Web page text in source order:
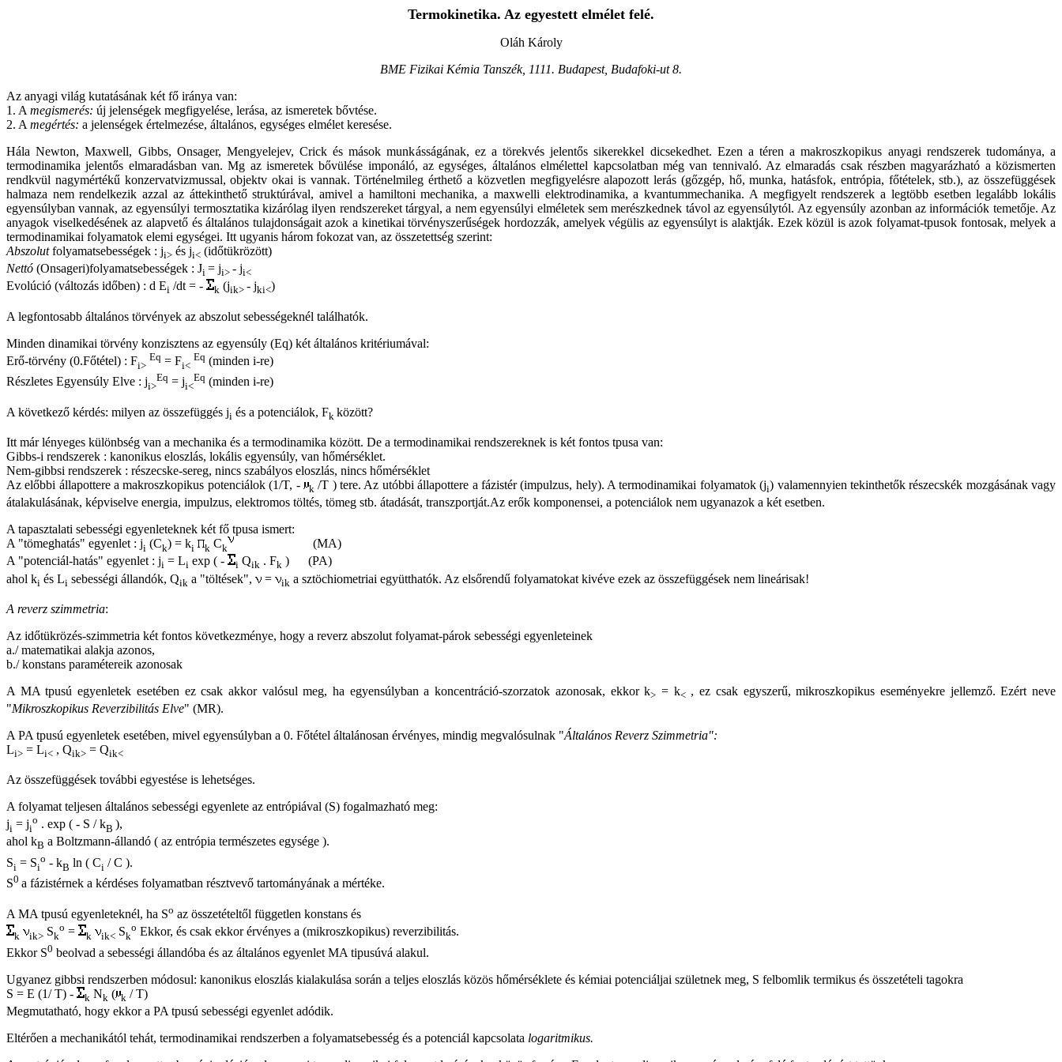
Termokinetika. Az egyestett elmélet felé.
Oláh Károly
BME Fizikai Kémia Tanszék, 1111. Budapest, Budafoki-ut 8.
Az anyagi világ kutatásának két fő iránya van:
1. A megismerés: új jelenségek megfigyelése, lerása, az ismeretek bővtése.
2. A megértés: a jelenségek értelmezése, általános, egységes elmélet keresése.
Hála Newton, Maxwell, Gibbs, Onsager, Mengyelejev, Crick és mások munkásságának, ez a törekvés jelentős sikerekkel dicsekedhet. Ezen a téren a makroszkopikus anyagi rendszerek tudománya, a
termodinamika jelentős elmaradásban van. Mg az ismeretek bővülése imponáló, az egységes, általános elmélettel kapcsolatban még van tennivaló. Az elmaradás csak részben magyarázható a közismerten
rendkvül nagymértékű konzervatvizmussal, objektv okai is vannak. Történelmileg érthető a közvetlen megfigyelésre alapozott lerás (gőzgép, hő, munka, hatásfok, entrópia, főtételek, stb.), az összefüggések
halmaza nem rendelkezik azzal az áttekinthető struktúrával, amivel a hamiltoni mechanika, a maxwelli elektrodinamika, a kvantummechanika. A megfigyelt rendszerek a legtöbb esetben legalább lokális
egyensúlyban vannak, az egyensúlyi termosztatika kizárólag ilyen rendszereket tárgyal, a nem egyensúlyi elméletek sem merészkednek távol az egyensúlytól. Az egyensúly azonban az információk temetője. Az
anyagok viselkedésének az alapvető és általános tulajdonságait azok a kinetikai törvényszerűségek hordozzák, amelyek végülis az egyensúlyt is alaktják. Ezek közül is azok folyamat-tpusok fontosak, melyek a
termodinamikai folyamatok elemi egységei. Itt ugyanis három fokozat van, az összetettség szerint:
Abszolutfolyamatsebességek : ji> és ji< (időtükrözött)
Nettó (Onsageri)folyamatsebességek : Ji = ji> - ji<
Evolúció (változás időben) : d Ei /dt = - k (jik> - jki<)
A legfontosabb általános törvények az abszolut sebességeknél találhatók.
Minden dinamikai törvény konzisztens az egyensúly (Eq) két általános kritériumával:
Erő-törvény (0.Főtétel) : Fi>
Eq = Fi<
Eq (minden i-re)
Részletes Egyensúly Elve : ji>
Eq = ji<
Eq (minden i-re)
A következő kérdés: milyen az összefüggés ji és a potenciálok, Fk között?
Itt már lényeges különbség van a mechanika és a termodinamika között. De a termodinamikai rendszereknek is két fontos tpusa van:
Gibbs-i rendszerek : kanonikus eloszlás, lokális egyensúly, van hőmérséklet.
Nem-gibbsi rendszerek : részecske-sereg, nincs szabályos eloszlás, nincs hőmérséklet
Az előbbi állapottere a makroszkopikus potenciálok (1/T, -
k /T ) tere. Az utóbbi állapottere a fázistér (impulzus, hely). A termodinamikai folyamatok (ji) valamennyien tekinthetők részecskék mozgásának vagy
átalakulásának, képviselve energia, impulzus, elektromos töltés, tömeg stb. átadását, transzportját.Az erők komponensei, a potenciálok nem ugyanazok a két esetben.
A tapasztalati sebességi egyenleteknek két fő tpusa ismert:
A "tömeghatás" egyenlet : ji (Ck) = ki k Ck
(MA)
A "potenciál-hatás" egyenlet : ji = Li exp ( - i Qik . Fk ) (PA)
ahol ki és Li sebességi állandók, Qik a "töltések", = ik a sztöchiometriai együtthatók. Az elsőrendű folyamatokat kivéve ezek az összefüggések nem lineárisak!
A reverz szimmetria:
Az időtükrözés-szimmetria két fontos következménye, hogy a reverz abszolut folyamat-párok sebességi egyenleteinek
a./ matematikai alakja azonos,
b./ konstans paramétereik azonosak
A MA tpusú egyenletek esetében ez csak akkor valósul meg, ha egyensúlyban a koncentráció-szorzatok azonosak, ekkor k> = k<, ez csak egyszerű, mikroszkopikus eseményekre jellemző. Ezért neve
"Mikroszkopikus Reverzibilitás Elve" (MR).
A PA tpusú egyenletek esetében, mivel egyensúlyban a 0. Főtétel általánosan érvényes, mindig megvalósulnak "Általános Reverz Szimmetria":
Li> = Li< , Qik> = Qik<
Az összefüggések további egyestése is lehetséges.
A folyamat teljesen általános sebességi egyenlete az entrópiával (S) fogalmazható meg:
ji = ji
o . exp ( - S / kB ),
ahol kB a Boltzmann-állandó ( az entrópia természetes egysége ).
Si = Si
o - kB ln ( Ci / C ).
S0 a fázistérnek a kérdéses folyamatban résztvevő tartományának a mértéke.
A MA tpusú egyenleteknél, ha So az összetételtől független konstans és
k ik> Sk
o = k ik< Sk
o Ekkor, és csak ekkor érvényes a (mikroszkopikus) reverzibilitás.
Ekkor S0 beolvad a sebességi állandóba és az általános egyenlet MA tipusúvá alakul.
Ugyanez gibbsi rendszerben módosul: kanonikus eloszlás kialakulása során a teljes eloszlás közös hőmérséklete és kémiai potenciáljai születnek meg, S felbomlik termikus és összetételi tagokra
S = E (1/ T) -
k Nk ( k / T)
Megmutatható, hogy ekkor a PA tpusú sebességi egyenlet adódik.
Eltérően a mechanikától tehát, termodinamikai rendszerben a folyamatsebesség és a potenciál kapcsolata logaritmikus.